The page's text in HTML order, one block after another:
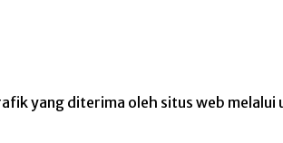
yang diterima oleh situs web melalui